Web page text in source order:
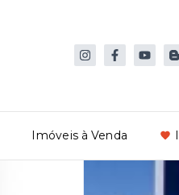
Imóveis à Venda